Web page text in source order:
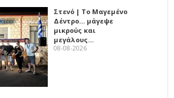
Στενό | Το Μαγεμένο
Δέντρο… μάγεψε
μικρούς και
μεγάλους…
08-08-2026